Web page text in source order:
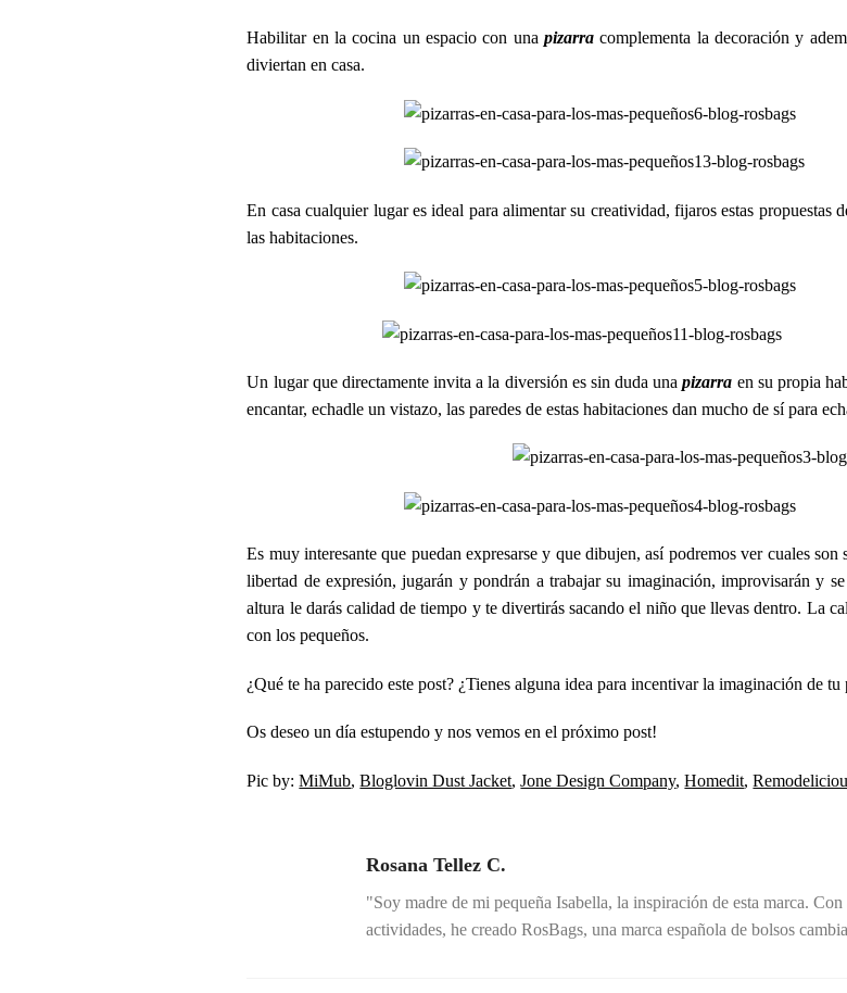
Habilitar en la cocina un espacio con unapizarra complementa la decoración y
diviertan en casa.
En casa cualquier lugar es ideal para alimentar su creatividad, fijaros estas propuestas
las habitaciones.
Un lugar que directamente invita a la diversión es sin duda unapizarra en su propia
encantar, echadle un vistazo, las paredes de estas habitaciones dan mucho de sí para
Es muy interesante que puedan expresarse y que dibujen, así podremos ver cuales
libertad de expresión, jugarán y pondrán a trabajar su imaginación, improvisarán y
altura le darás calidad de tiempo y te divertirás sacando el niño que llevas dentro. La
con los pequeños.
¿Qué te ha parecido este post? ¿Tienes alguna idea para incentivar la imaginación de tu
Os deseo un día estupendo y nos vemos en el próximo post!
Pic by:MiMub,Bloglovin Dust Jacket,Jone Design Company,Homedit,
Rosana Tellez C.
"Soy madre de mi pequeña Isabella, la inspiración de esta marca.
actividades, he creado RosBags, una marca española de bolsos